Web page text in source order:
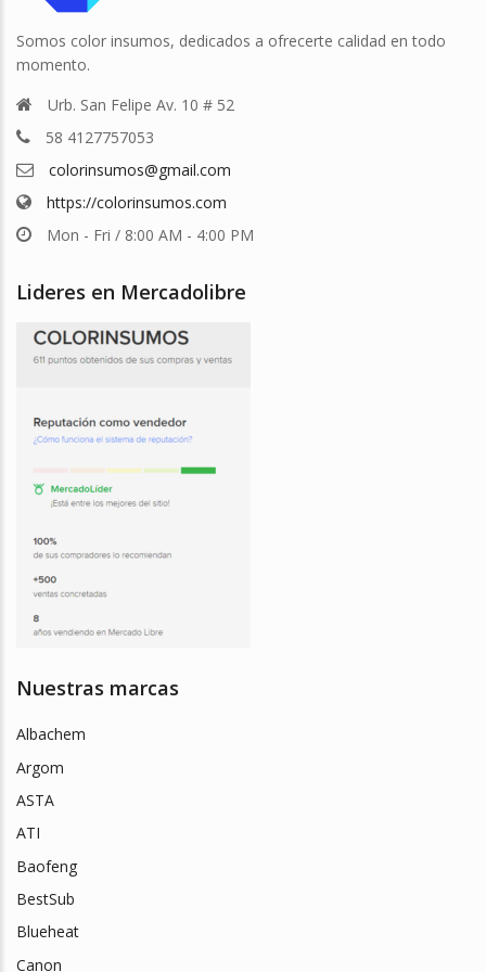
Somos color insumos, dedicados a ofrecerte calidad en todo
momento.
Urb. San Felipe Av. 10 # 52
58 4127757053
colorinsumos@gmail.com
https://colorinsumos.com
Mon - Fri / 8:00 AM - 4:00 PM
Lideres en Mercadolibre
Nuestras marcas
Albachem
Argom
ASTA
ATI
Baofeng
BestSub
Blueheat
Canon